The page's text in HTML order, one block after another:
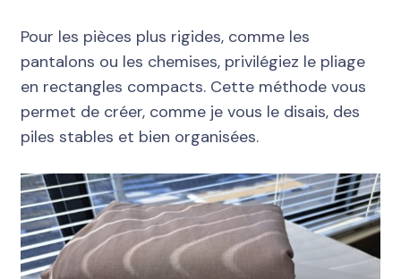
Pour les pièces plus rigides, comme les
pantalons ou les chemises, privilégiez le pliage
en rectangles compacts. Cette méthode vous
permet de créer, comme je vous le disais, des
piles stables et bien organisées.